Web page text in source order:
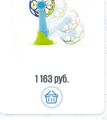
1 163 руб.